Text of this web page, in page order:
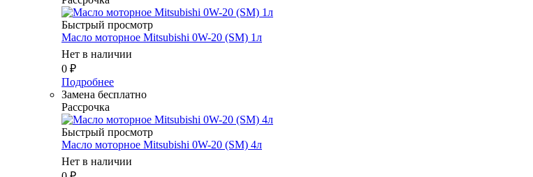
Быстрый просмотр
Масло моторное Mitsubishi 0W-20 (SM) 1л
Нет в наличии
0 ₽
Подробнее
Замена бесплатно
Рассрочка
Быстрый просмотр
Масло моторное Mitsubishi 0W-20 (SM) 4л
Нет в наличии